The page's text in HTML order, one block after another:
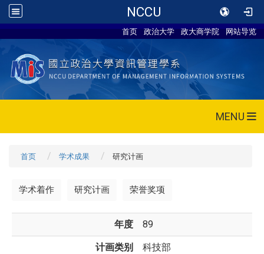
NCCU
首页 政治大学 政大商学院 网站导览
MENU
首页 学术成果 研究计画
学术着作 研究计画 荣誉奖项
年度 89
计画类别 科技部